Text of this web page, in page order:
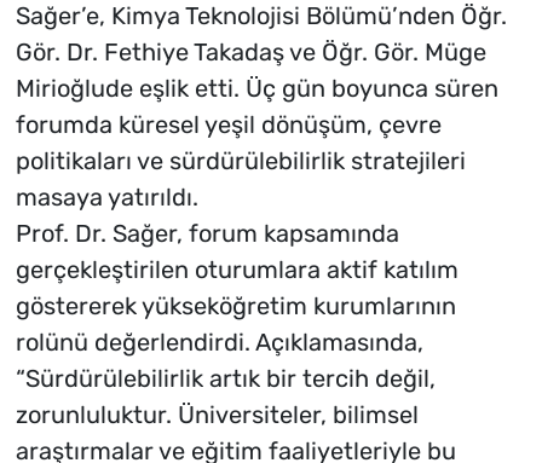
Sağer’e, Kimya Teknolojisi Bölümü’nden Öğr.
Gör. Dr. Fethiye Takadaş ve Öğr. Gör. Müge
Mirioğlude eşlik etti. Üç gün boyunca süren
forumda küresel yeşil dönüşüm, çevre
politikaları ve sürdürülebilirlik stratejileri
masaya yatırıldı.
Prof. Dr. Sağer, forum kapsamında
gerçekleştirilen oturumlara aktif katılım
göstererek yükseköğretim kurumlarının
rolünü değerlendirdi. Açıklamasında,
“Sürdürülebilirlik artık bir tercih değil,
zorunluluktur. Üniversiteler, bilimsel
araştırmalar ve eğitim faaliyetleriyle bu